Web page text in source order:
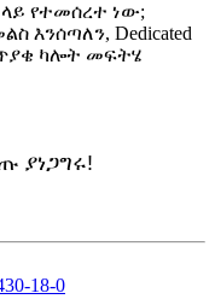
የተመሰረተ ነው;
እንሰጣለን, Dedicated
ካሎት መፍትሄ
ያነጋግሩ!
18-0